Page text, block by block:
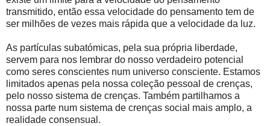
transmitido, então essa velocidade do pensamento tem de
ser milhões de vezes mais rápida que a velocidade da luz.
As partículas subatómicas, pela sua própria liberdade,
servem para nos lembrar do nosso verdadeiro potencial
como seres conscientes num universo consciente. Estamos
limitados apenas pela nossa coleção pessoal de crenças,
pelo nosso sistema de crenças. Também partilhamos a
nossa parte num sistema de crenças social mais amplo, a
realidade consensual.